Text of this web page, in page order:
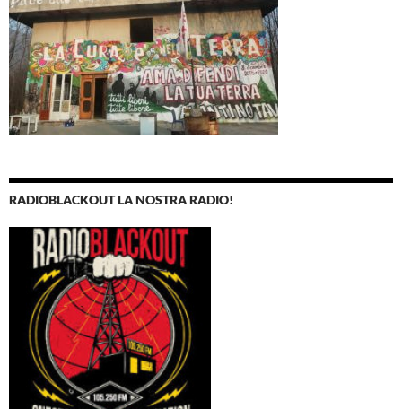
RADIOBLACKOUT LA NOSTRA RADIO!